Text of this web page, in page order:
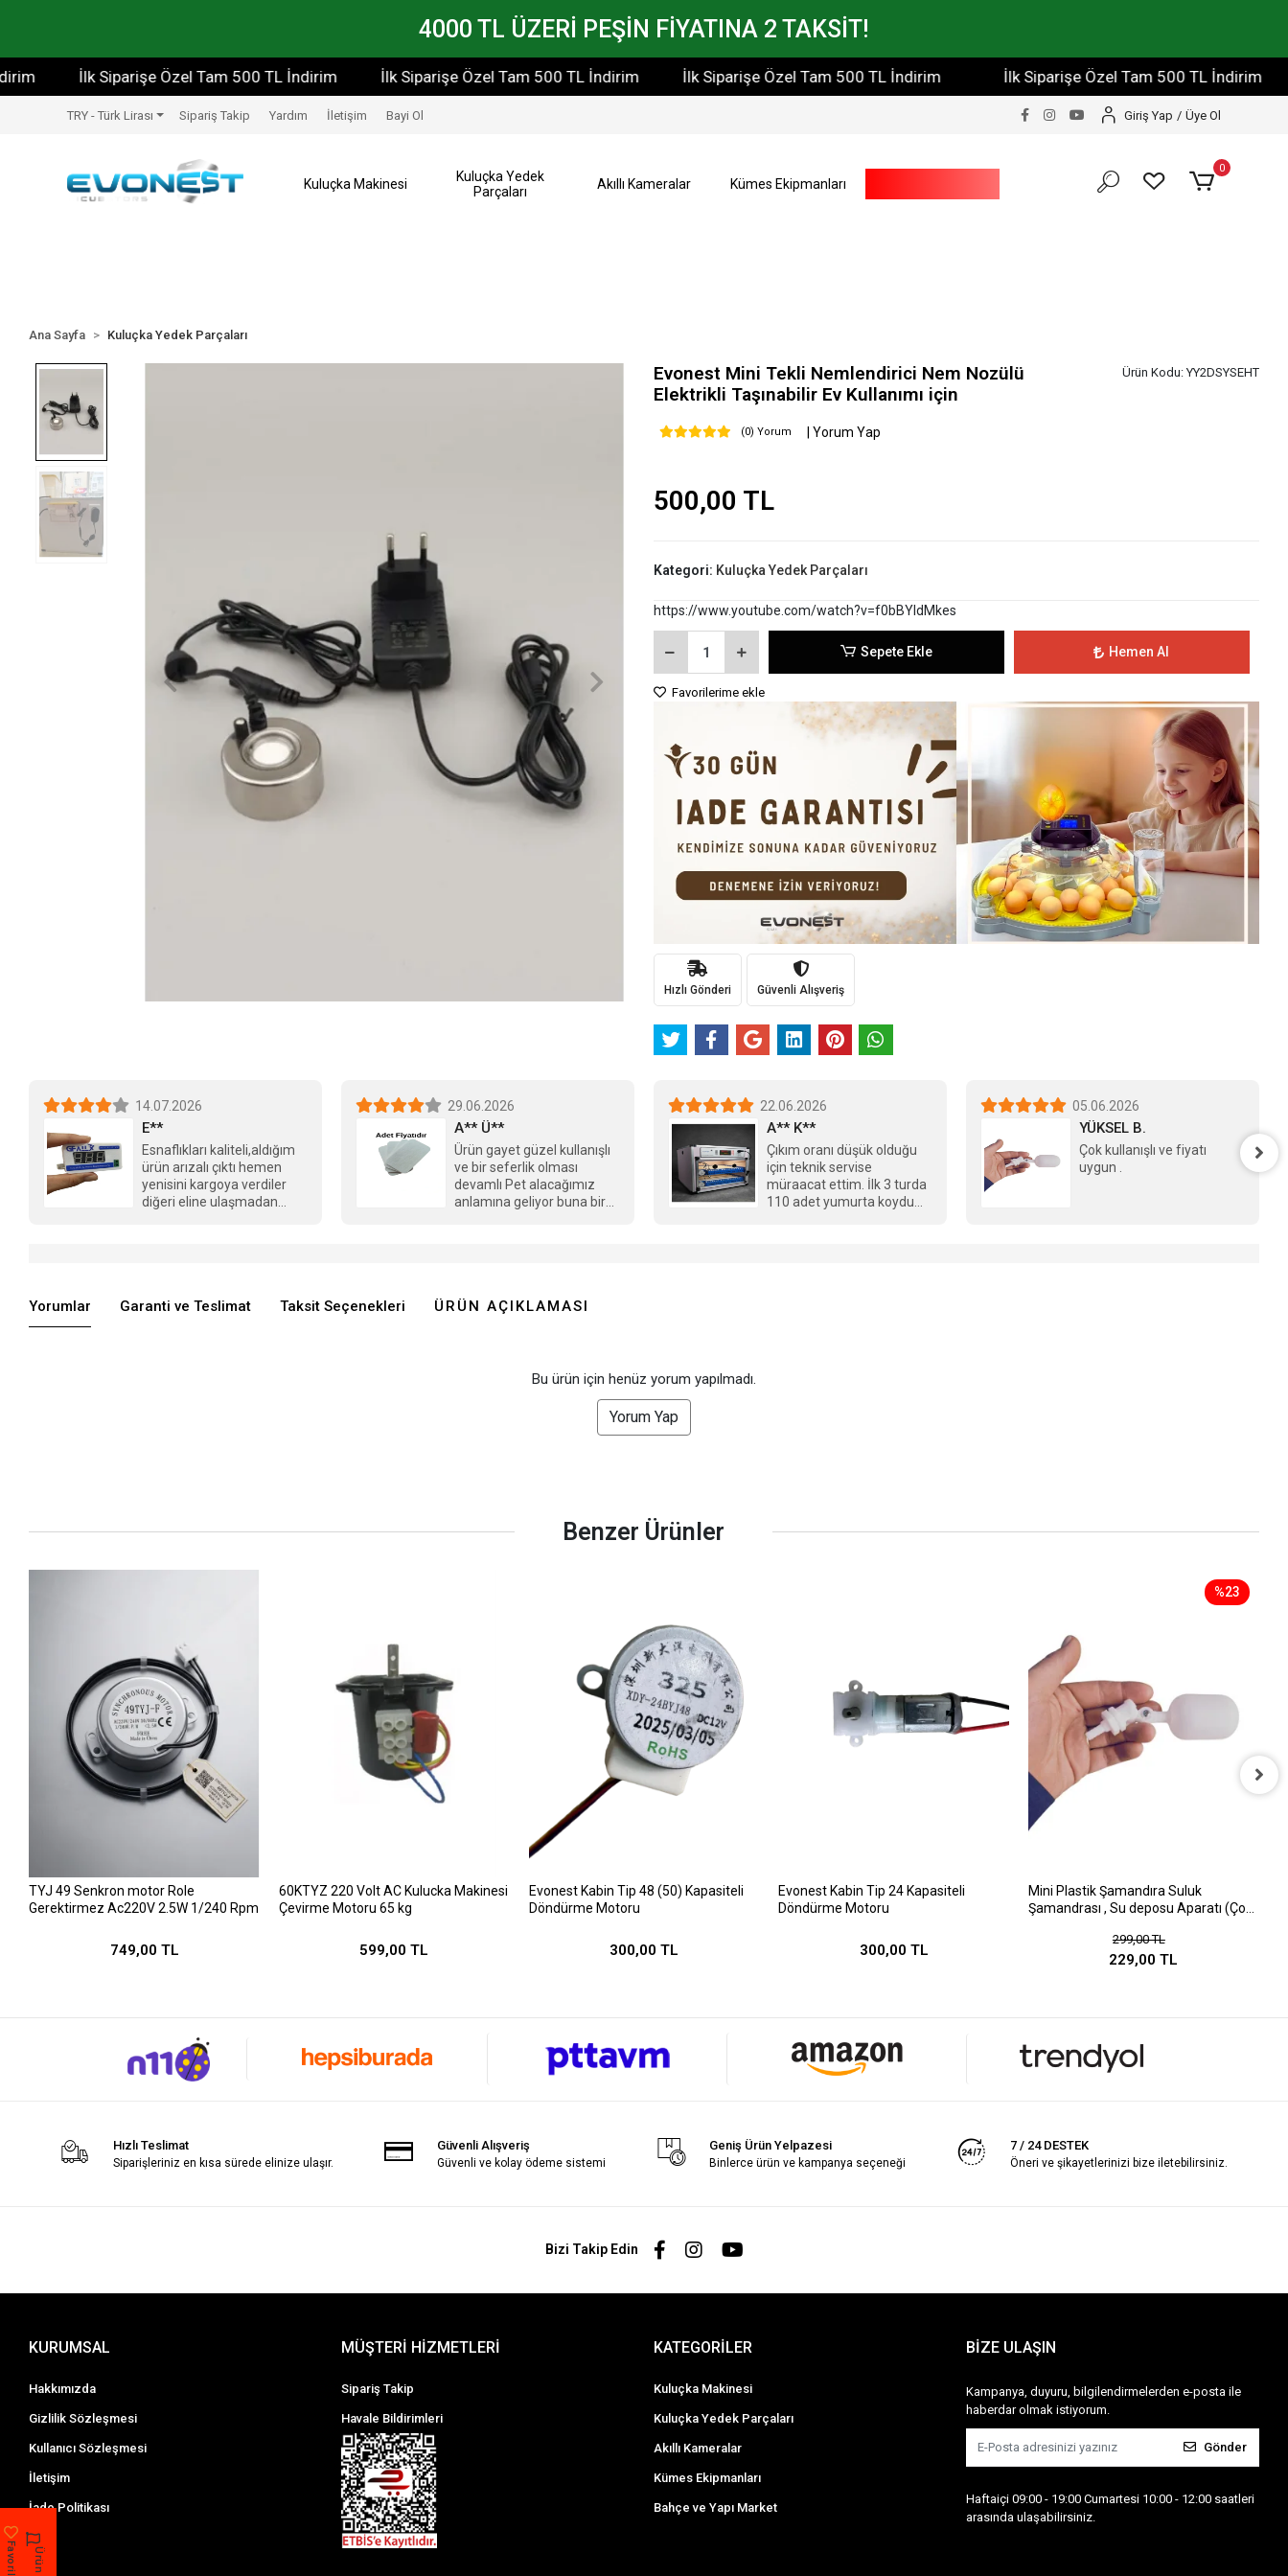
4000 TL ÜZERİ PEŞİN FİYATINA 2 TAKSİT!
İlk Siparişe Özel Tam 500 TL İndirim İlk Siparişe Özel Tam 500 TL İndirim İlk Siparişe Özel Tam 500 TL İndirim İlk Siparişe Özel Tam 500 TL İndirim
TRY - Türk Lirası Sipariş Takip Yardım İletişim Bayi Ol Giriş Yap / Üye Ol
Kuluçka Makinesi
Kuluçka Yedek
Parçaları
Akıllı Kameralar Kümes Ekipmanları
0
Ana Sayfa Kuluçka Yedek Parçaları
Evonest Mini Tekli Nemlendirici Nem Nozülü
Elektrikli Taşınabilir Ev Kullanımı için
Ürün Kodu:YY2DSYSEHT
(0) Yorum | Yorum Yap
500,00 TL
Kategori: Kuluçka Yedek Parçaları
https://www.youtube.com/watch?v=f0bBYldMkes
Sepete Ekle Hemen Al
Favorilerime ekle
Hızlı Gönderi Güvenli Alışveriş
14.07.2026
E**
Esnaflıkları kaliteli,aldığım
ürün arızalı çıktı hemen
yenisini kargoya verdiler
diğeri eline ulaşmadan
29.06.2026
A** Ü**
Ürün gayet güzel kullanışlı
ve bir seferlik olması
devamlı Pet alacağımız
anlamına geliyor buna bir
22.06.2026
A** K**
Çıkım oranı düşük olduğu
için teknik servise
müraacat ettim. İlk 3 turda
110 adet yumurta koydum
basılı tutmuştuk. Keşke en
05.06.2026
YÜKSEL B.
Çok kullanışlı ve fiyatı
uygun .
Yorumlar Garanti ve Teslimat Taksit Seçenekleri ÜRÜN AÇIKLAMASI
Bu ürün için henüz yorum yapılmadı.
Yorum Yap
Benzer Ürünler
TYJ 49 Senkron motor Role
Gerektirmez Ac220V 2.5W 1/240 Rpm
749,00 TL
60KTYZ 220 Volt AC Kulucka Makinesi
Çevirme Motoru 65 kg
599,00 TL
Evonest Kabin Tip 48 (50) Kapasiteli
Döndürme Motoru
300,00 TL
Evonest Kabin Tip 24 Kapasiteli
Döndürme Motoru
300,00 TL
%23
Mini Plastik Şamandıra Suluk
Şamandrası , Su deposu Aparatı (Çok
299,00 TL
229,00 TL
Hızlı Teslimat
Siparişleriniz en kısa sürede elinize ulaşır.
Güvenli Alışveriş
Güvenli ve kolay ödeme sistemi
Geniş Ürün Yelpazesi
Binlerce ürün ve kampanya seçeneği
7 / 24 DESTEK
Öneri ve şikayetlerinizi bize iletebilirsiniz.
Bizi Takip Edin
KURUMSAL
Hakkımızda
Gizlilik Sözleşmesi
Kullanıcı Sözleşmesi
İletişim
İade Politikası
MÜŞTERİ HİZMETLERİ
Sipariş Takip
Havale Bildirimleri
KATEGORİLER
Kuluçka Makinesi
Kuluçka Yedek Parçaları
Akıllı Kameralar
Kümes Ekipmanları
Bahçe ve Yapı Market
BİZE ULAŞIN
Kampanya, duyuru, bilgilendirmelerden e-posta ile
haberdar olmak istiyorum.
Gönder
Haftaiçi 09:00 - 19:00 Cumartesi 10:00 - 12:00 saatleri
arasında ulaşabilirsiniz.